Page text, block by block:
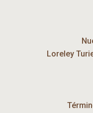
Loreley